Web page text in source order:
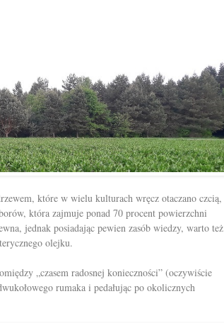
które w wielu kulturach wręcz otaczano czcią,
która zajmuje ponad 70 procent powierzchni
jednak posiadając pewien zasób wiedzy, warto też
olejku.
„czasem radosnej konieczności” (oczywiście
rumaka i pedałując po okolicznych